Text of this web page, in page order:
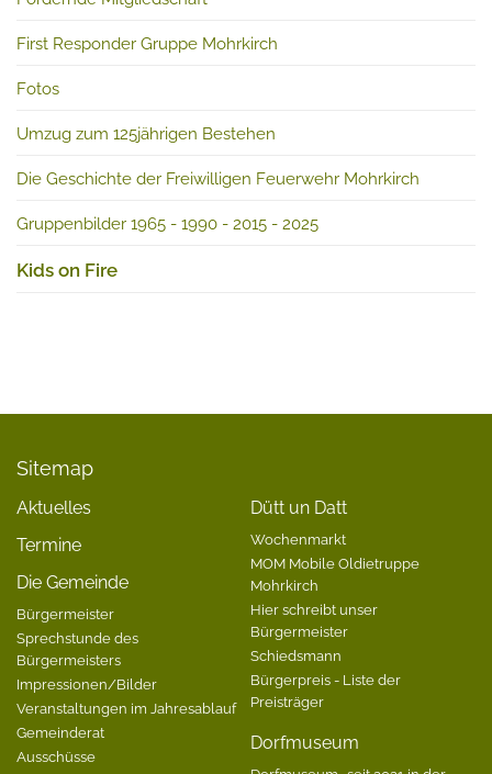
First Responder Gruppe Mohrkirch
Fotos
Umzug zum 125jährigen Bestehen
Die Geschichte der Freiwilligen Feuerwehr Mohrkirch
Gruppenbilder 1965 - 1990 - 2015 - 2025
Kids on Fire
Sitemap
Aktuelles
Termine
Die Gemeinde
Bürgermeister
Sprechstunde des
Bürgermeisters
Impressionen/Bilder
Veranstaltungen im Jahresablauf
Gemeinderat
Ausschüsse
Dütt un Datt
Wochenmarkt
MOM Mobile Oldietruppe
Mohrkirch
Hier schreibt unser
Bürgermeister
Schiedsmann
Bürgerpreis - Liste der
Preisträger
Dorfmuseum